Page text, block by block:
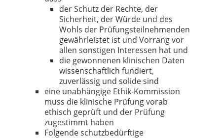
der Schutz der Rechte, der
Sicherheit, der Würde und des
Wohls der Prüfungsteilnehmenden
gewährleistet ist und Vorrang vor
allen sonstigen Interessen hat und
die gewonnenen klinischen Daten
wissenschaftlich fundiert,
zuverlässig und solide sind
eine unabhängige Ethik-Kommission
muss die klinische Prüfung vorab
ethisch geprüft und der Prüfung
zugestimmt haben
Folgende schutzbedürftige